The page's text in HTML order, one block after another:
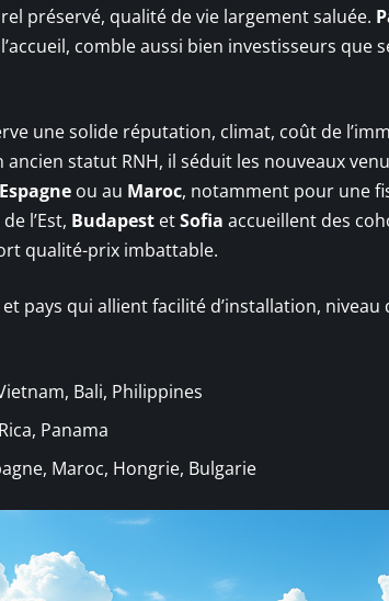
préservé, qualité de vie largement saluée.
comble aussi bien investisseurs
une solide réputation, climat, coût de
statut RNH, il séduit les nouveaux
Espagne ou au Maroc, notamment pour une
l’Est, Budapest etSofia accueillent des
qualité-prix imbattable.
pays qui allient facilité d’installation,
Bali, Philippines
Panama
Maroc, Hongrie, Bulgarie